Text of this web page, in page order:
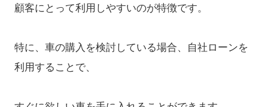
顧客にとって利用しやすいのが特徴です。
特に、車の購入を検討している場合、自社ローンを
利用することで、